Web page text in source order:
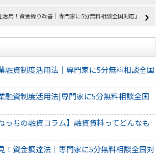
活用！資金繰り改善｜専門家に5分無料相談全国対応」
融資制度活用法｜専門家に5分無料相談全国
融資制度活用法|専門家に5分無料相談全国
っちの融資コラム】融資資料ってどんなも
！資金調達法｜専門家に5分無料相談全国対